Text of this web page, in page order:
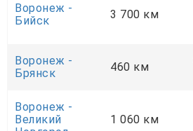
Воронеж -
Бийск
3 700 км
Воронеж -
Брянск
460 км
Воронеж -
Великий
1 060 км